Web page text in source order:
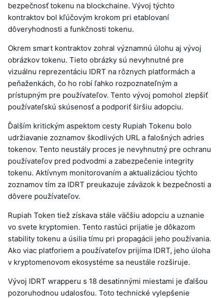
bezpečnosť tokenu na blockchaine. Vývoj týchto
kontraktov bol kľúčovým krokom pri etablovaní
dôveryhodnosti a funkčnosti tokenu.
Okrem smart kontraktov zohral významnú úlohu aj vývoj
obrázkov tokenu. Tieto obrázky sú nevyhnutné pre
vizuálnu reprezentáciu IDRT na rôznych platformách a
peňaženkách, čo ho robí ľahko rozpoznateľným a
prístupným pre používateľov. Tento vývoj pomohol zlepšiť
používateľskú skúsenosť a podporiť širšiu adopciu.
Ďalším kritickým aspektom cesty Rupiah Tokenu bolo
udržiavanie zoznamov škodlivých URL a falošných adries
tokenov. Tento neustály proces je nevyhnutný pre ochranu
používateľov pred podvodmi a zabezpečenie integrity
tokenu. Aktívnym monitorovaním a aktualizáciou týchto
zoznamov tím za IDRT preukazuje záväzok k bezpečnosti a
dôvere používateľov.
Rupiah Token tiež získava stále väčšiu adopciu a uznanie
vo svete kryptomien. Tento rastúci prijatie je dôkazom
stability tokenu a úsilia tímu pri propagácii jeho používania.
Ako viac platforiem a používateľov prijíma IDRT, jeho úloha
v kryptomenovom ekosystéme sa neustále rozširuje.
Vývoj IDRT wrapperu s 18 desatinnými miestami je ďalšou
pozoruhodnou udalosťou. Toto technické vylepšenie